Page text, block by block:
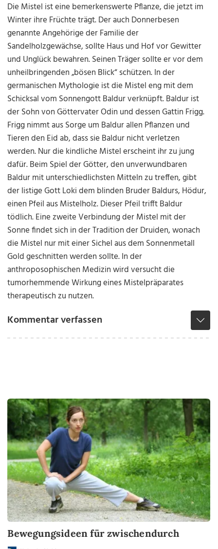
Die Mistel ist eine bemerkenswerte Pflanze, die jetzt im
Winter ihre Früchte trägt. Der auch Donnerbesen
genannte Angehörige der Familie der
Sandelholzgewächse, sollte Haus und Hof vor Gewitter
und Unglück bewahren. Seinen Träger sollte er vor dem
unheilbringenden „bösen Blick“ schützen. In der
germanischen Mythologie ist die Mistel eng mit dem
Schicksal vom Sonnengott Baldur verknüpft. Baldur ist
der Sohn von Göttervater Odin und dessen Gattin Frigg.
Frigg nimmt aus Sorge um Baldur allen Pflanzen und
Tieren den Eid ab, dass sie Baldur nicht verletzen
werden. Nur die kindliche Mistel erscheint ihr zu jung
dafür. Beim Spiel der Götter, den unverwundbaren
Baldur mit unterschiedlichsten Mitteln zu treffen, gibt
der listige Gott Loki dem blinden Bruder Baldurs, Hödur,
einen Pfeil aus Mistelholz. Dieser Pfeil trifft Baldur
tödlich. Eine zweite Verbindung der Mistel mit der
Sonne findet sich in der Tradition der Druiden, wonach
die Mistel nur mit einer Sichel aus dem Sonnenmetall
Gold geschnitten werden sollte. In der
anthroposophischen Medizin wird versucht die
tumorhemmende Wirkung eines Mistelpräparates
therapeutisch zu nutzen.
Kommentar verfassen
Bewegungsideen für zwischendurch